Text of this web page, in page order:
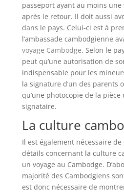
passeport ayant au moins
après le retour. Il doit aussi
dans le pays. Celui-ci est à
l’ambassade cambodgienne
voyage Cambodge. Selon le
peut qu’une autorisation de
indispensable pour les
la signature d’un des parents
qu’une photocopie de la
signataire.
La culture
Il est également nécessaire
détails concernant la culture
un voyage au Cambodge.
majorité des Cambodgiens
est donc nécessaire de